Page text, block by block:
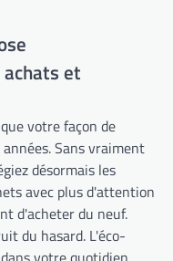
et
votre façon de
Sans vraiment
désormais les
avec plus d'attention
d'acheter du neuf.
du hasard. L'éco-